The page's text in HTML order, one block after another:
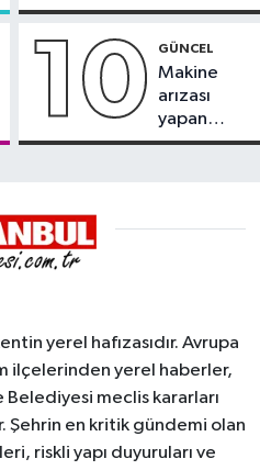
kayması
10 GÜNCEL
Makine
arızası
yapan
tanker,
alındı
yerel hafızasıdır. Avrupa
ilçelerinden yerel haberler,
Belediyesi meclis kararları
en kritik gündemi olan
riskli yapı duyuruları ve